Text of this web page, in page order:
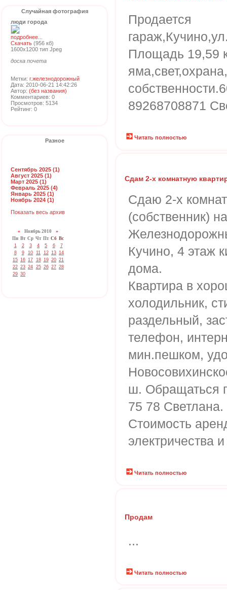
Случайная фотография
люди города
подробнее...
Скачать (956 кб)
1600x1200 тип Jpeg
доска почета
Метки: г.железнодорожный
Дата: 2010-06-21 14:42:26
Автор: (без названия)
Комментариев: 0
Просмотров: 5134
Рейтинг: 0
Разное
Сентябрь 2025 (1)
Август 2025 (1)
Март 2025 (1)
Февраль 2025 (4)
Январь 2025 (1)
Ноябрь 2024 (1)
Показать весь архив
« Ноябрь 2010 »
Пн Вт Ср Чт Пт Сб Вс
1
2 3 4 5 6
7
8
9 10 11 12 13 14
15 16 17 18 19 20 21
22 23 24 25 26 27 28
29 30
Продается
Площадь 19,59
89268708871
Читать полностью
Сдам 2-х комнатную
Сдаю 2-х
(собственник)
Кучино, 4 этаж
дома.
Квартира в
холодильник,
раздельный,
телефон,
мин.пешком,
ш. Обращаться
75 78
Стоимость
электричества
Читать полностью
Продам
...
Читать полностью